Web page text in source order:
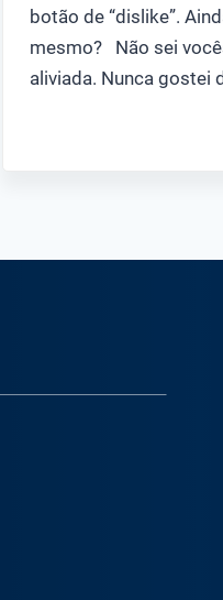
botão de “dislike”.
mesmo? Não sei
aliviada. Nunca gostei